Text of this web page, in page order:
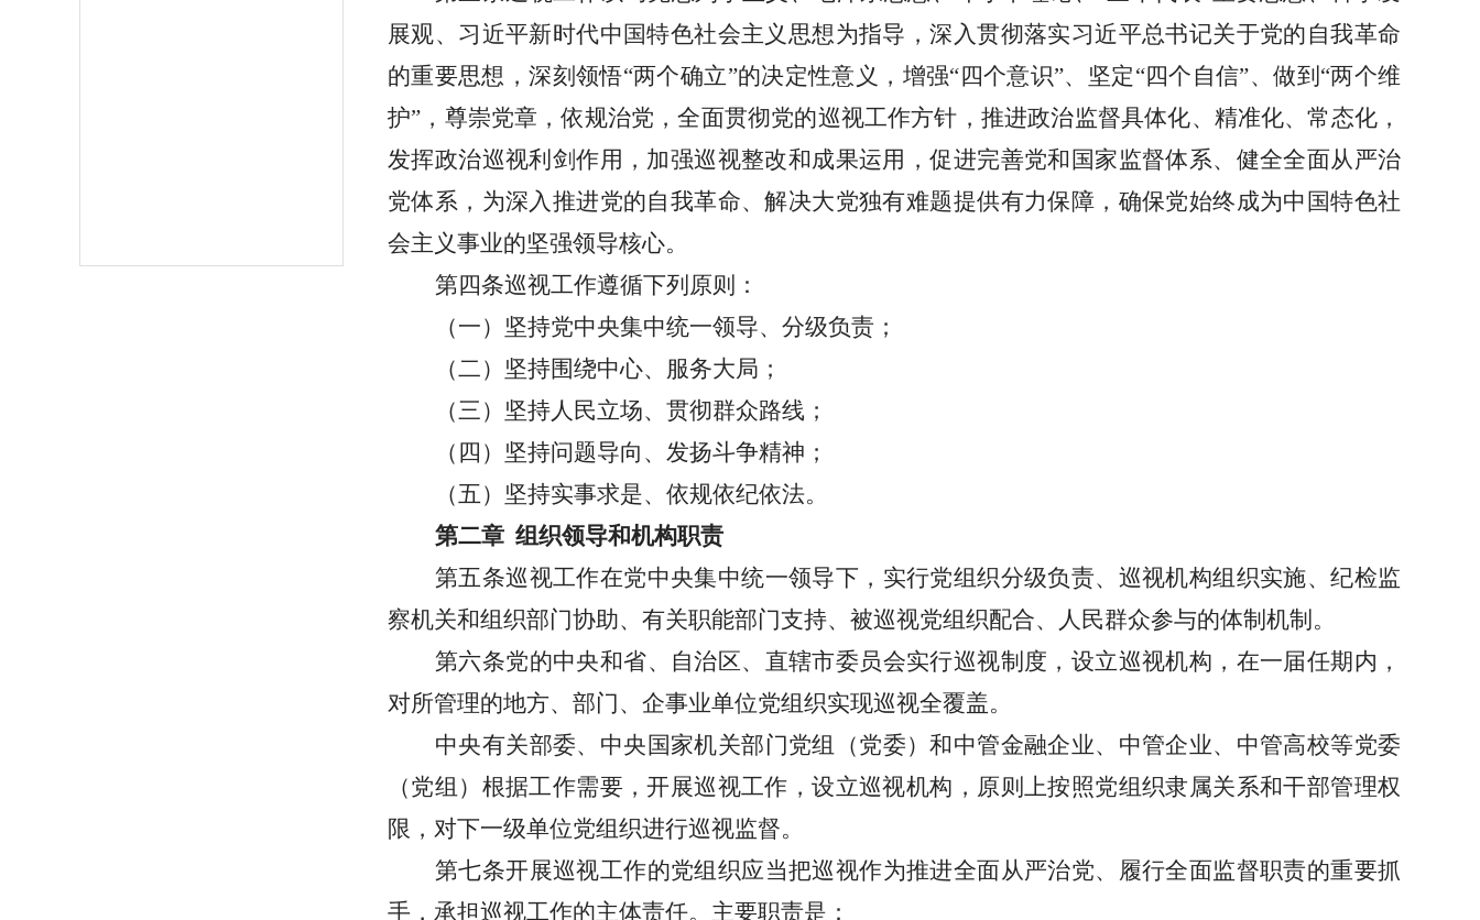
展观、习近平新时代中国特色社会主义思想为指导，深入贯彻落实习近平总书记关于党的自我革命
的重要思想，深刻领悟“两个确立”的决定性意义，增强“四个意识”、坚定“四个自信”、做到“两个维
护”，尊崇党章，依规治党，全面贯彻党的巡视工作方针，推进政治监督具体化、精准化、常态化，
发挥政治巡视利剑作用，加强巡视整改和成果运用，促进完善党和国家监督体系、健全全面从严治
党体系，为深入推进党的自我革命、解决大党独有难题提供有力保障，确保党始终成为中国特色社
会主义事业的坚强领导核心。
第四条巡视工作遵循下列原则：
（一）坚持党中央集中统一领导、分级负责；
（二）坚持围绕中心、服务大局；
（三）坚持人民立场、贯彻群众路线；
（四）坚持问题导向、发扬斗争精神；
（五）坚持实事求是、依规依纪依法。
第二章 组织领导和机构职责
第五条巡视工作在党中央集中统一领导下，实行党组织分级负责、巡视机构组织实施、纪检监
察机关和组织部门协助、有关职能部门支持、被巡视党组织配合、人民群众参与的体制机制。
第六条党的中央和省、自治区、直辖市委员会实行巡视制度，设立巡视机构，在一届任期内，
对所管理的地方、部门、企事业单位党组织实现巡视全覆盖。
中央有关部委、中央国家机关部门党组（党委）和中管金融企业、中管企业、中管高校等党委
（党组）根据工作需要，开展巡视工作，设立巡视机构，原则上按照党组织隶属关系和干部管理权
限，对下一级单位党组织进行巡视监督。
第七条开展巡视工作的党组织应当把巡视作为推进全面从严治党、履行全面监督职责的重要抓
手，承担巡视工作的主体责任。主要职责是：